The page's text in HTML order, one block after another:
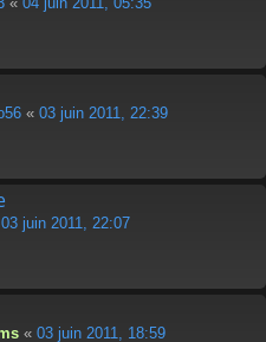
« 03 juin 2011, 22:39
03 juin 2011, 22:07
« 03 juin 2011, 18:59